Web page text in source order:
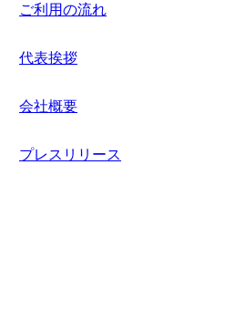
ご利用の流れ
代表挨拶
会社概要
プレスリリース